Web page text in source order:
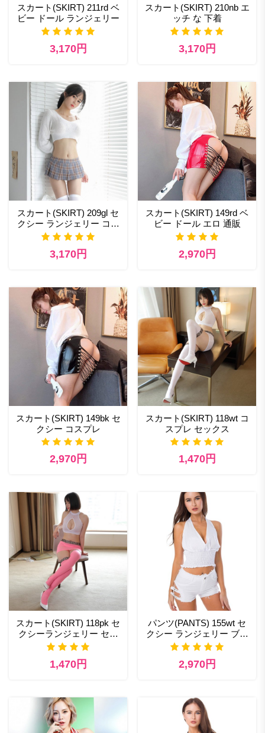
スカート(SKIRT) 211rd ベ
ビー ドール ランジェリー
3,170円
スカート(SKIRT) 210nb エ
ッチ な 下着
3,170円
スカート(SKIRT) 209gl セ
クシー ランジェリー コス
プレ
3,170円
スカート(SKIRT) 149rd ベ
ビー ドール エロ 通販
2,970円
スカート(SKIRT) 149bk セ
クシー コスプレ
2,970円
スカート(SKIRT) 118wt コ
スプレ セックス
1,470円
スカート(SKIRT) 118pk セ
クシーランジェリー セク
シー下着
1,470円
パンツ(PANTS) 155wt セ
クシー ランジェリー ブラ
ンド
2,970円